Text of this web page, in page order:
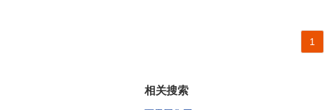
1
相关搜索